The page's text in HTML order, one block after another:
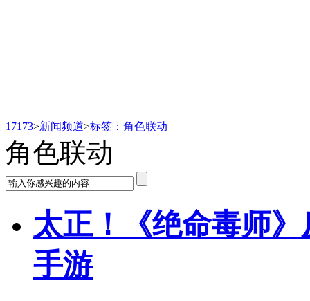
17173>新闻频道>标签：角色联动
角色联动
太正！《绝命毒师
手游